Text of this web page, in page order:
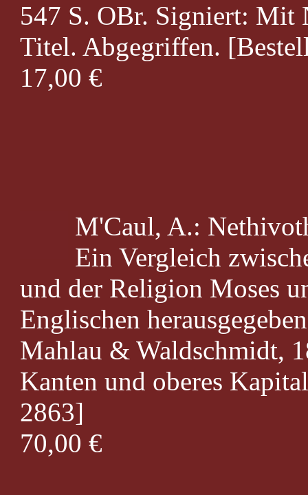
547 S. OBr. Signiert: Mit
Titel. Abgegriffen.
17,00 €
M'Caul, A.:
Ein Vergleich
und der Religion Moses
Englischen
Mahlau & Waldschmidt,
Kanten und oberes
2863]
70,00 €